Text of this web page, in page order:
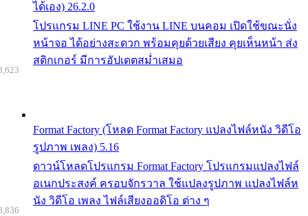
ได้เอง) 26.2.0
โปรแกรม LINE PC ใช้งาน LINE บนคอม เปิดใช้ขณะนั่ง
หน้าจอ ได้อย่างสะดวก พร้อมคุยด้วยเสียง คุยเห็นหน้า ส่ง
สติกเกอร์ มีการอัปเดตสม่ำเสมอ
Format Factory (โหลด Format Factory แปลงไฟล์หนัง วิดีโอ
รูปภาพ เพลง) 5.16
ดาวน์โหลดโปรแกรม Format Factory โปรแกรมแปลงไฟล์
อเนกประสงค์ ครอบจักรวาล ใช้แปลงรูปภาพ แปลงไฟล์ห
นัง วิดีโอ เพลง ไฟล์เสียงออดิโอ ต่าง ๆ